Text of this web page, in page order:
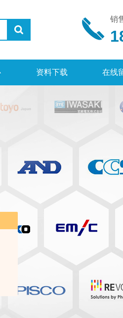
销
资料下载 在线